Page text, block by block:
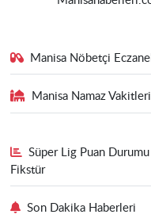
Manisa Nöbetçi
Manisa Namaz Vakitleri
Süper Lig Puan
Fikstür
Son Dakika Haberleri